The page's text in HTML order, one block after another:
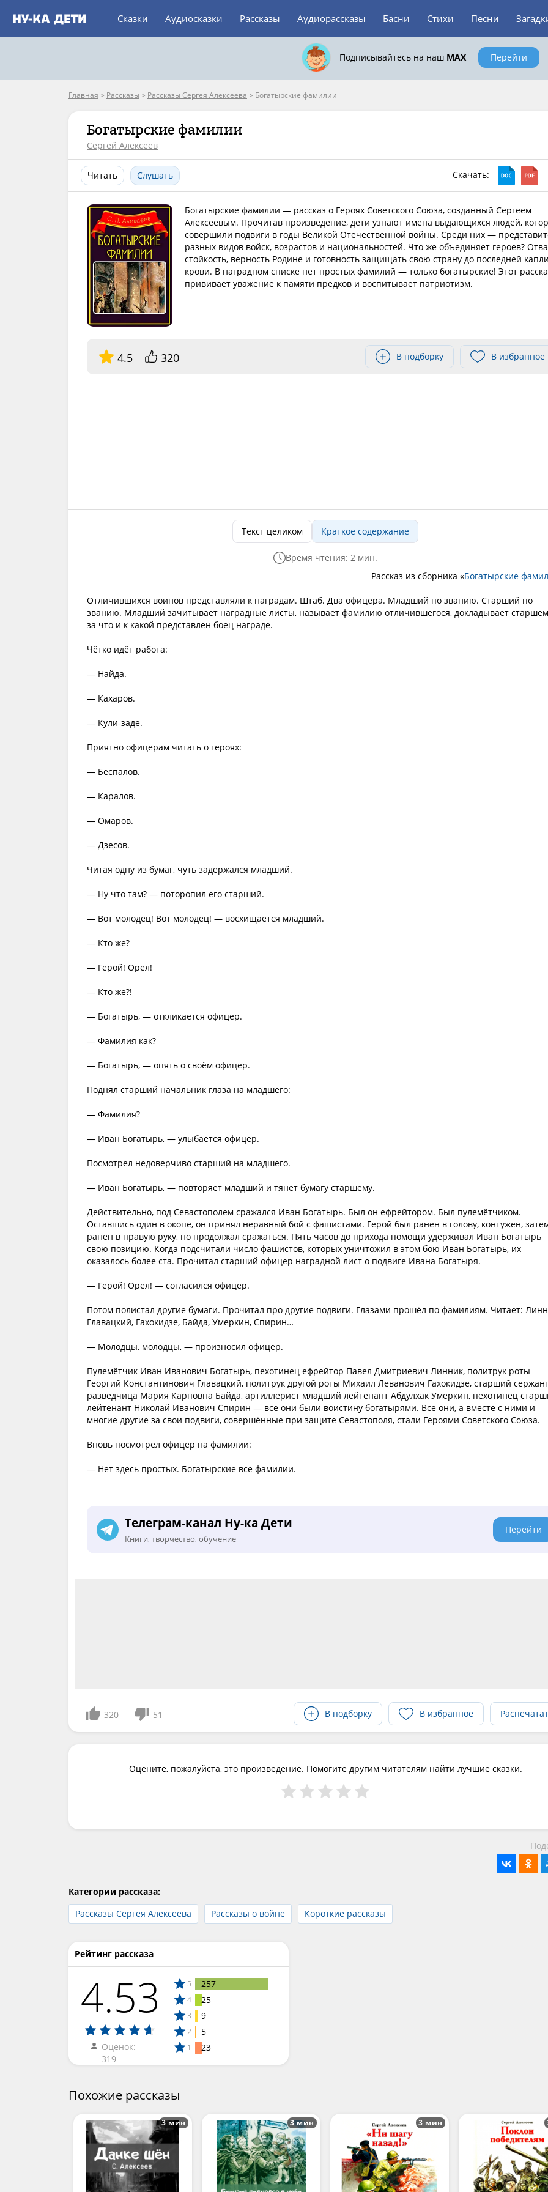
Сказки Аудиосказки Рассказы Аудиорассказы Басни Стихи Песни
Подписывайтесь на наш MAX Перейти
Главная > Рассказы > Рассказы Сергея Алексеева > Богатырские фамилии
Богатырские фамилии
Сергей Алексеев
Читать Слушать Скачать:
Богатырские фамилии — рассказ о Героях Советского Союза, созданный Сергеем
Алексеевым. Прочитав произведение, дети узнают имена выдающихся людей,
совершили подвиги в годы Великой Отечественной войны. Среди них —
разных видов войск, возрастов и национальностей. Что же объединяет героев?
стойкость, верность Родине и готовность защищать свою страну до последней капли
крови. В наградном списке нет простых фамилий — только богатырские! Этот
прививает уважение к памяти предков и воспитывает патриотизм.
4.5 320 В подборку В избранное
Текст целиком Краткое содержание
Время чтения: 2 мин.
Рассказ из сборника «Богатырские
Отличившихся воинов представляли к наградам. Штаб. Два офицера. Младший по званию. Старший по
званию. Младший зачитывает наградные листы, называет фамилию отличившегося, докладывает
за что и к какой представлен боец награде.
Чётко идёт работа:
— Найда.
— Кахаров.
— Кули-заде.
Приятно офицерам читать о героях:
— Беспалов.
— Каралов.
— Омаров.
— Дзесов.
Читая одну из бумаг, чуть задержался младший.
— Ну что там? — поторопил его старший.
— Вот молодец! Вот молодец! — восхищается младший.
— Кто же?
— Герой! Орёл!
— Кто же?!
— Богатырь, — откликается офицер.
— Фамилия как?
— Богатырь, — опять о своём офицер.
Поднял старший начальник глаза на младшего:
— Фамилия?
— Иван Богатырь, — улыбается офицер.
Посмотрел недоверчиво старший на младшего.
— Иван Богатырь, — повторяет младший и тянет бумагу старшему.
Действительно, под Севастополем сражался Иван Богатырь. Был он ефрейтором. Был пулемётчиком.
Оставшись один в окопе, он принял неравный бой с фашистами. Герой был ранен в голову, контужен,
ранен в правую руку, но продолжал сражаться. Пять часов до прихода помощи удерживал Иван Богатырь
свою позицию. Когда подсчитали число фашистов, которых уничтожил в этом бою Иван Богатырь, их
оказалось более ста. Прочитал старший офицер наградной лист о подвиге Ивана Богатыря.
— Герой! Орёл! — согласился офицер.
Потом полистал другие бумаги. Прочитал про другие подвиги. Глазами прошёл по фамилиям. Читает:
Главацкий, Гахокидзе, Байда, Умеркин, Спирин…
— Молодцы, молодцы, — произносил офицер.
Пулемётчик Иван Иванович Богатырь, пехотинец ефрейтор Павел Дмитриевич Линник, политрук роты
Георгий Константинович Главацкий, политрук другой роты Михаил Леванович Гахокидзе, старший
разведчица Мария Карповна Байда, артиллерист младший лейтенант Абдулхак Умеркин, пехотинец
лейтенант Николай Иванович Спирин — все они были воистину богатырями. Все они, а вместе с ними и
многие другие за свои подвиги, совершённые при защите Севастополя, стали Героями Советского Союза.
Вновь посмотрел офицер на фамилии:
— Нет здесь простых. Богатырские все фамилии.
Телеграм-канал Ну-ка Дети
Книги, творчество, обучение
Перейти
320 51 В подборку В избранное
Оцените, пожалуйста, это произведение. Помогите другим читателям найти лучшие сказки.
Категории рассказа:
Рассказы Сергея Алексеева
Рассказы о войне Короткие рассказы
Рейтинг рассказа
4.53
Оценок:
319
5 257
4 25
3 9
2 5
1 23
Похожие рассказы
3 мин 3 мин 3 мин